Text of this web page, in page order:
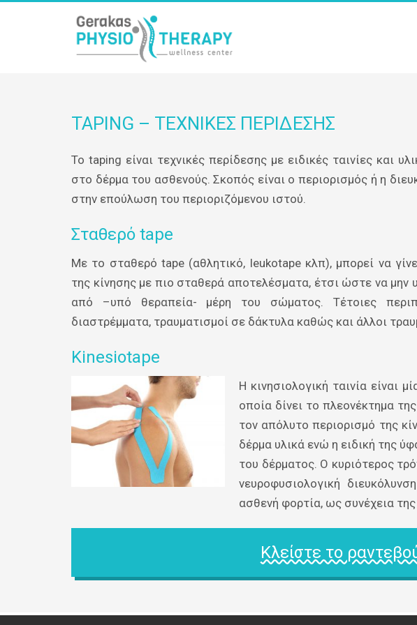
TAPING – ΤΕΧΝΙΚΈΣ ΠΕΡΊΔΕΣΗΣ
Το taping είναι τεχνικές περίδεσης με ειδικές ταινίες και
στο δέρμα του ασθενούς. Σκοπός είναι ο περιορισμός ή η
στην επούλωση του περιοριζόμενου ιστού.
Σταθερό tape
Με το σταθερό tape (αθλητικό, leukotape κλπ), μπορεί να
της κίνησης με πιο σταθερά αποτελέσματα, έτσι ώστε να μην
από –υπό θεραπεία- μέρη του σώματος. Τέτοιες
διαστρέμματα, τραυματισμοί σε δάκτυλα καθώς και άλλοι
Kinesiotape
Η κινησιολογική ταινία είναι
οποία δίνει το πλεονέκτημα
τον απόλυτο περιορισμό της
δέρμα υλικά ενώ η ειδική της
του δέρματος. Ο κυριότερος
νευροφυσιολογική
ασθενή φορτία, ως συνέχεια
Κλείστε το